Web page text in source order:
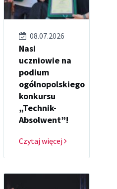
08.07.2026
Nasi
uczniowie na
podium
ogólnopolskiego
konkursu
„Technik-
Absolwent”!
Czytaj więcej